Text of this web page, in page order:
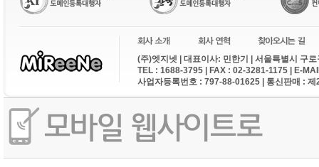
(주)엣지넷 | 대표이사: 민한기 | 서울특별시 구
TEL : 1688-3795 | FAX : 02-3281-1175 | E-
사업자등록번호 : 797-88-01625 | 통신판매 :